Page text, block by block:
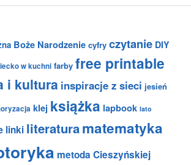
Boże Narodzenie cyfry czytanie DIY
w kuchni farby free printable
i kultura inspiracje z sieci jesień
klej książka lapbook lato
linki literaturamatematyka
metoda Cieszyńskiej